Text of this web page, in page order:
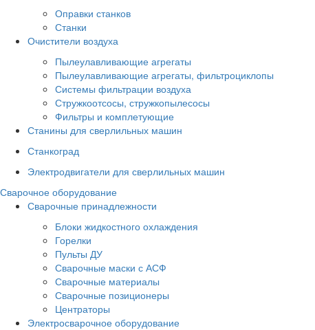
Оправки станков
Станки
Очистители воздуха
Пылеулавливающие агрегаты
Пылеулавливающие агрегаты, фильтроциклопы
Системы фильтрации воздуха
Стружкоотсосы, стружкопылесосы
Фильтры и комплетующие
Станины для сверлильных машин
Станкоград
Электродвигатели для сверлильных машин
Сварочное оборудование
Сварочные принадлежности
Блоки жидкостного охлаждения
Горелки
Пульты ДУ
Сварочные маски с АСФ
Сварочные материалы
Сварочные позиционеры
Центраторы
Электросварочное оборудование